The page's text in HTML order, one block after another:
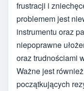
frustracji i
problemem jest
instrumentu oraz
niepoprawne
oraz trudnościami
Ważne jest
początkujących